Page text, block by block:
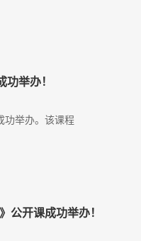
举办！
功举办。该课程
公开课成功举办！